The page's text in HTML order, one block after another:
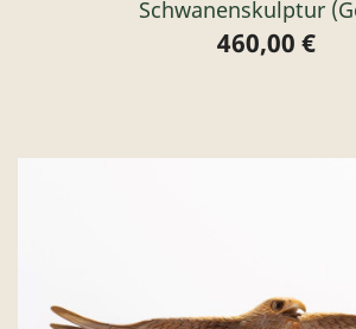
Schwanenskulptur
Preis
460,00 €